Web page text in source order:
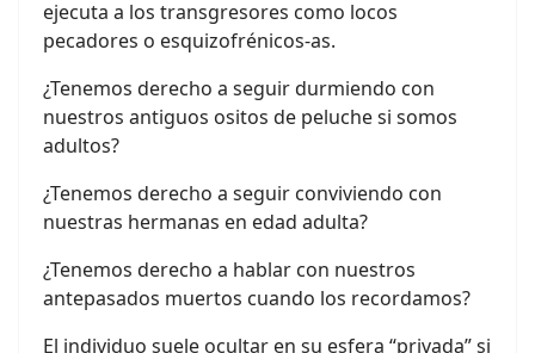
ejecuta a los transgresores como locos
pecadores o esquizofrénicos-as.
¿Tenemos derecho a seguir durmiendo con
nuestros antiguos ositos de peluche si somos
adultos?
¿Tenemos derecho a seguir conviviendo con
nuestras hermanas en edad adulta?
¿Tenemos derecho a hablar con nuestros
antepasados muertos cuando los recordamos?
El individuo suele ocultar en su esfera “privada” si